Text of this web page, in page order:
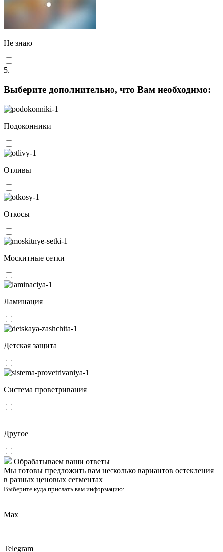
Не знаю
5.
Выберите дополнительно, что Вам необходимо:
Подоконники
Отливы
Откосы
Москитные сетки
Ламинация
Детская защита
Система проветривания
Другое
Обрабатываем ваши ответы
Мы готовы предложить вам несколько вариантов остекления
в разных ценовых сегментах
Выберите куда прислать вам информацию:
Max
Telegram